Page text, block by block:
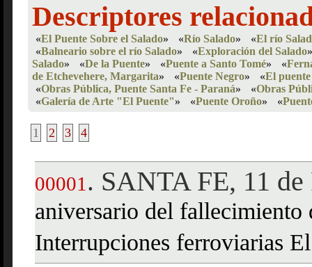
Descriptores
«El Puente Sobre el Salado» «Río Salado» «El río
«Balneario sobre el río Salado» «Exploración del Salado»
Salado» «De la Puente» «Puente a Santo Tomé» «
de Etchevehere, Margarita» «Puente Negro» «El
«Obras Pública, Puente Santa Fe - Paraná» «Obras
«Galería de Arte "El Puente"» «Puente Oroño» «
1 2 3 4
00001 . SANTA FE, 11 de
aniversario del
Interrupciones ferroviarias